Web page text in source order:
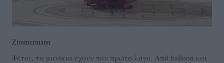
Zimmermann
Φέτος, τα μανίκια έχουν τον πρώτο λόγο. Από balloon και